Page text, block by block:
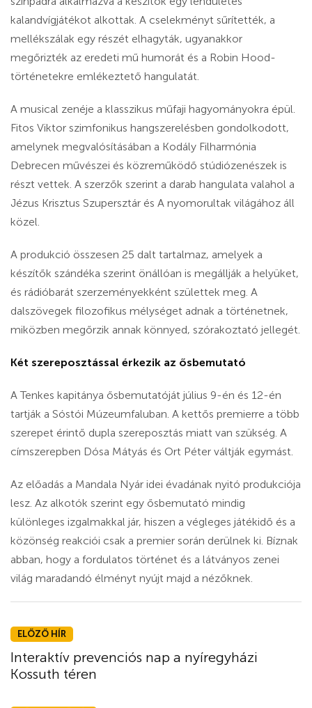
kalandvígjátékot alkottak. A cselekményt sűrítették, a
mellékszálak egy részét elhagyták, ugyanakkor
megőrizték az eredeti mű humorát és a Robin Hood-
történetekre emlékeztető hangulatát.
A musical zenéje a klasszikus műfaji hagyományokra épül.
Fitos Viktor szimfonikus hangszerelésben gondolkodott,
amelynek megvalósításában a Kodály Filharmónia
Debrecen művészei és közreműködő stúdiózenészek is
részt vettek. A szerzők szerint a darab hangulata valahol a
Jézus Krisztus Szupersztár és A nyomorultak világához áll
közel.
A produkció összesen 25 dalt tartalmaz, amelyek a
készítők szándéka szerint önállóan is megállják a helyüket,
és rádióbarát szerzeményekként születtek meg. A
dalszövegek filozofikus mélységet adnak a történetnek,
miközben megőrzik annak könnyed, szórakoztató jellegét.
Két szereposztással érkezik az ősbemutató
A Tenkes kapitánya ősbemutatóját július 9-én és 12-én
tartják a Sóstói Múzeumfaluban. A kettős premierre a több
szerepet érintő dupla szereposztás miatt van szükség. A
címszerepben Dósa Mátyás és Ort Péter váltják egymást.
Az előadás a Mandala Nyár idei évadának nyitó produkciója
lesz. Az alkotók szerint egy ősbemutató mindig
különleges izgalmakkal jár, hiszen a végleges játékidő és a
közönség reakciói csak a premier során derülnek ki. Bíznak
abban, hogy a fordulatos történet és a látványos zenei
világ maradandó élményt nyújt majd a nézőknek.
ELŐZŐ HÍR
Interaktív prevenciós nap a nyíregyházi
Kossuth téren